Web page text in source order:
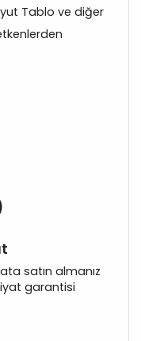
Tablo ve diğer
satın almanız
garantisi